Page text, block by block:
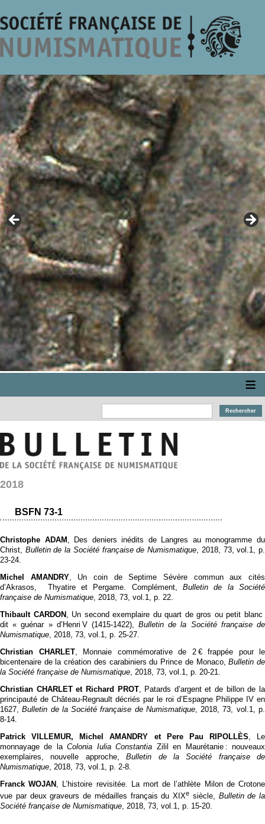
≡
2018
BSFN 73-1
Christophe ADAM
, Des deniers inédits de Langres au monogramme du
Christ, Bulletin de la Société française de Numismatique , 2018, 73, vol.1, p.
23‑24.
Michel AMANDRY, Un coin de Septime Sévère commun aux cités
d’Akrasos, Thyatire et Pergame. Complément, Bulletin de la Société
française de Numismatique , 2018, 73, vol.1, p. 22.
Thibault CARDON
, Un second exemplaire du quart de gros ou petit blanc
dit « guénar » d’Henri V (1415-1422),Bulletin de la Société française de
Numismatique , 2018, 73, vol.1, p. 25‑27.
Christian CHARLET, Monnaie commémorative de 2 € frappée pour le
bicentenaire de la création des carabiniers du Prince de Monaco,Bulletin de
la Société française de Numismatique , 2018, 73, vol.1, p. 20‑21.
Christian CHARLET et Richard PROT, Patards d’argent et de billon de la
principauté de Château-Regnault décriés par le roi d’Espagne Philippe IV en
1627,Bulletin de la Société française de Numismatique, 2018, 73, vol.1, p.
8‑14.
Patrick VILLEMUR, Michel AMANDRY et Pere Pau RIPOLLÈS , Le
monnayage de laColonia Iulia Constantia Zilil en Maurétanie : nouveaux
exemplaires, nouvelle approche,Bulletin de la Société française de
Numismatique , 2018, 73, vol.1, p. 2‑8.
Franck WOJAN
, L’histoire revisitée. La mort de l’athlète Milon de Crotone
vue par deux graveurs de médailles français du XIXe siècle, Bulletin de la
Société française de Numismatique, 2018, 73, vol.1, p. 15‑20.